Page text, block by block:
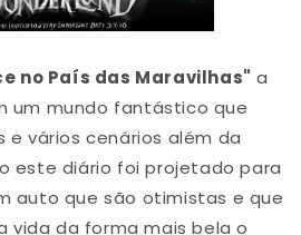
no País das Maravilhas" a
um mundo fantástico que
e vários cenários além da
este diário foi projetado para
auto que são otimistas e que
vida da forma mais bela o